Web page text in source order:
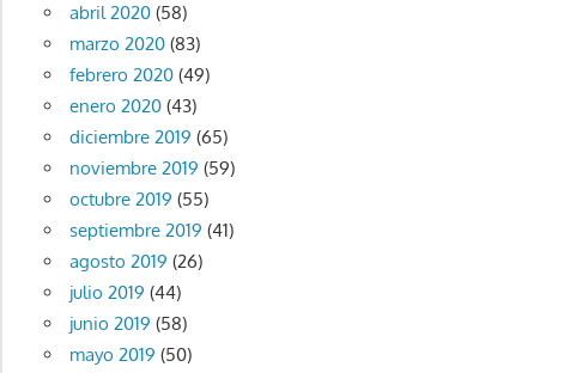
abril 2020(58)
marzo 2020(83)
febrero 2020(49)
enero 2020(43)
diciembre 2019 (65)
noviembre 2019 (59)
octubre 2019 (55)
septiembre 2019 (41)
agosto 2019 (26)
julio 2019 (44)
junio 2019 (58)
mayo 2019 (50)